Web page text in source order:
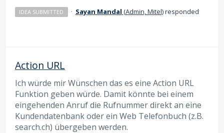
IDEA SUBMITTED · Sayan Mandal (Admin, Mitel)responded
Action URL
Ich würde mir Wünschen das es eine Action URL
Funktion geben würde. Damit könnte bei einem
eingehenden Anruf die Rufnummer direkt an eine
Kundendatenbank oder ein Web Telefonbuch (z.B.
search.ch) übergeben werden.